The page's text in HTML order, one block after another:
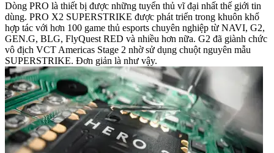
Dòng PRO là thiết bị được những tuyển thủ vĩ đại nhất thế giới tin
dùng. PRO X2 SUPERSTRIKE được phát triển trong khuôn khổ
hợp tác với hơn 100 game thủ esports chuyên nghiệp từ NAVI, G2,
GEN.G, BLG, FlyQuest RED và nhiều hơn nữa. G2 đã giành chức
vô địch VCT Americas Stage 2 nhờ sử dụng chuột nguyên mẫu
SUPERSTRIKE. Đơn giản là như vậy.